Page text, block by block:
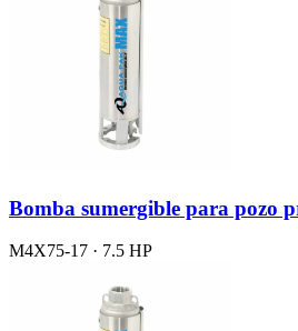
Bomba sumergible para pozo
M4X75-17 · 7.5 HP